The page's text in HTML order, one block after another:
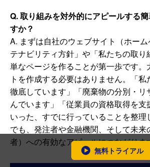
Q. 取り組みを対外的にアピールする
すか？
A. まずは自社のウェブサイト（ホー
テナビリティ方針」や「私たちの取り
単なページを作ることが第一歩です。
トを作成する必要はありません。「
徹底しています」「廃棄物の分別・リ
んでいます」「従業員の資格取得を支
いった、すでに行っていることを整理
でも、発注者や金融機関、そして未来
者）への有効なアピールにつながりま
無料トライアル